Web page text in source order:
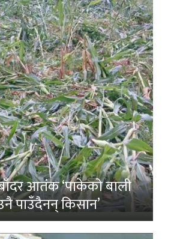
आतंक ‘पाकेको बाली
पाउँदैनन् किसान’